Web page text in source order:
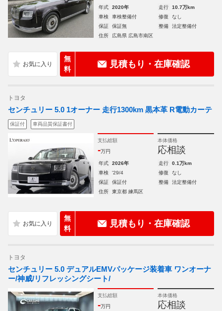
年式 2020年 走行
10.7万km
車検
車検整備付 修復
なし
保証
保証無 整備
法定整備付
住所
広島県 広島市南区
無
料
見積もり・在庫確認
トヨタ
センチュリー 5.0 1オーナー 走行1300km 黒本革 R電動カーテ
保証付 車両品質保証書付
支払総額
-万円
本体価格
応相談
年式 2026年 走行
0.1万km
車検
'29/4 修復
なし
保証
保証付 整備
法定整備付
住所
東京都 練馬区
無
料
見積もり・在庫確認
トヨタ
センチュリー 5.0 デュアルEMVパッケージ装着車 ワンオーナ
ー/神威/リフレッシングシート/
支払総額
-万円
本体価格
応相談